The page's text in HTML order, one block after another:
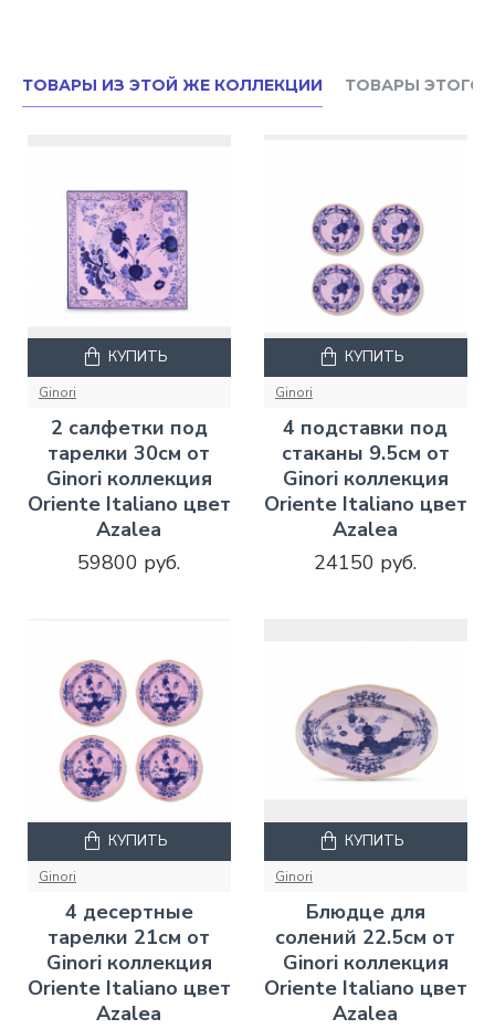
ТОВАРЫ ИЗ ЭТОЙ ЖЕ КОЛЛЕКЦИИ ТОВАРЫ ЭТОГО
Ginori
2 салфетки под
тарелки 30см от
Ginori коллекция
Oriente Italiano цвет
Azalea
59800 руб.
КУПИТЬ
Ginori
4 подставки под
стаканы 9.5см от
Ginori коллекция
Oriente Italiano цвет
Azalea
24150 руб.
КУПИТЬ
Ginori
4 десертные
тарелки 21см от
Ginori коллекция
Oriente Italiano цвет
Azalea
КУПИТЬ
Ginori
Блюдце для
солений 22.5см от
Ginori коллекция
Oriente Italiano цвет
Azalea
КУПИТЬ